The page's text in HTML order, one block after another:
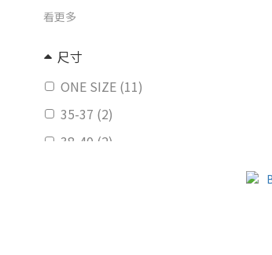
看更多
尺寸
ONE SIZE (11)
35-37 (2)
38-40 (2)